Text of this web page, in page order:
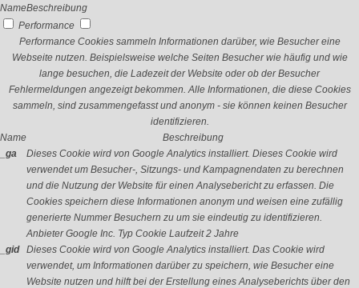
NameBeschreibung
Performance
Performance Cookies sammeln Informationen darüber, wie Besucher eine
Webseite nutzen. Beispielsweise welche Seiten Besucher wie häufig und wie
lange besuchen, die Ladezeit der Website oder ob der Besucher
Fehlermeldungen angezeigt bekommen. Alle Informationen, die diese Cookies
sammeln, sind zusammengefasst und anonym - sie können keinen Besucher
identifizieren.
Name
Beschreibung
_ga
Dieses Cookie wird von Google Analytics installiert. Dieses Cookie wird
verwendet um Besucher-, Sitzungs- und Kampagnendaten zu berechnen
und die Nutzung der Website für einen Analysebericht zu erfassen. Die
Cookies speichern diese Informationen anonym und weisen eine zufällig
generierte Nummer Besuchern zu um sie eindeutig zu identifizieren.
Anbieter Google Inc. Typ Cookie Laufzeit 2 Jahre
_gid
Dieses Cookie wird von Google Analytics installiert. Das Cookie wird
verwendet, um Informationen darüber zu speichern, wie Besucher eine
Website nutzen und hilft bei der Erstellung eines Analyseberichts über den